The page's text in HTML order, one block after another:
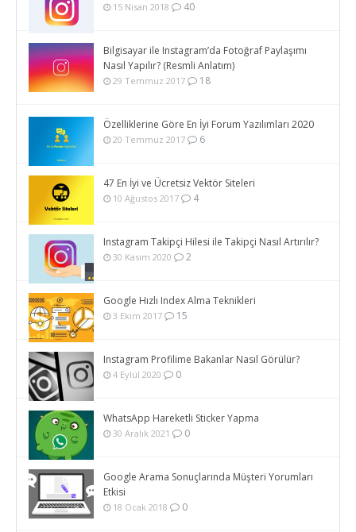
15 Nisan 2018 40
Bilgisayar ile Instagram’da Fotoğraf Paylaşımı
Nasıl Yapılır? (Resmli Anlatım)
29 Temmuz 2017 18
Özelliklerine Göre En İyi Forum Yazılımları 2020
20 Temmuz 2017 6
47 En İyi ve Ücretsiz Vektör Siteleri
10 Ağustos 2017 4
Instagram Takipçi Hilesi ile Takipçi Nasıl Artırılır?
30 Kasım 2020 2
Google Hızlı Index Alma Teknikleri
3 Ekim 2017 15
Instagram Profilime Bakanlar Nasıl Görülür?
4 Eylül 2020 0
WhatsApp Hareketli Sticker Yapma
30 Aralık 2021 0
Google Arama Sonuçlarında Müşteri Yorumları
Etkisi
18 Ocak 2018 0